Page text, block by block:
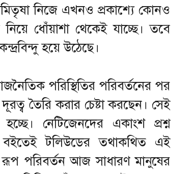
নিজে এখনও প্রকাশ্যে কোনও
ধোঁয়াশা থেকেই যাচ্ছে। তবে
হয়ে উঠেছে।
পরিস্থিতির পরিবর্তনের পর
তৈরি করার চেষ্টা করছেন। সেই
নেটিজেনদের একাংশ প্রশ্ন
টলিউডের তথাকথিত এই
পরিবর্তন আজ সাধারণ মানুষের